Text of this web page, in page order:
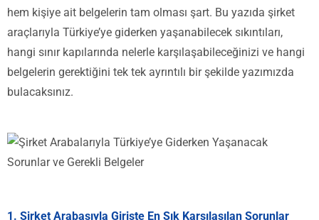
hem kişiye ait belgelerin tam olması şart. Bu yazıda şirket
araçlarıyla Türkiye’ye giderken yaşanabilecek sıkıntıları,
hangi sınır kapılarında nelerle karşılaşabileceğinizi ve hangi
belgelerin gerektiğini tek tek ayrıntılı bir şekilde yazımızda
bulacaksınız.
1. Şirket Arabasıyla Girişte En Sık Karşılaşılan Sorunlar